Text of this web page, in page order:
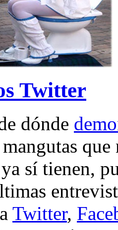
Twitter
dónde
sí tienen,
Twitter,